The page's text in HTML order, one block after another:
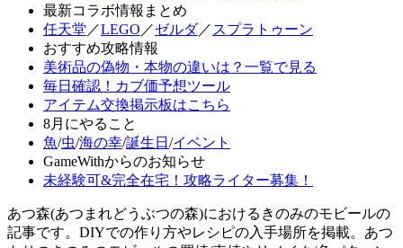
最新コラボ情報まとめ
任天堂 ／LEGO ／ゼルダ／ スプラトゥーン
おすすめ攻略情報
美術品の偽物・本物の違いは？一覧で見る
毎日確認！カブ価予想ツール
アイテム交換掲示板はこちら
8月にやること
魚/虫/海の幸/誕生日 /イベント
GameWithからのお知らせ
未経験可&完全在宅！攻略ライター募集！
あつ森(あつまれどうぶつの森)におけるきのみのモビールの
記事です。DIYでの作り方やレシピの入手場所を掲載。あつ